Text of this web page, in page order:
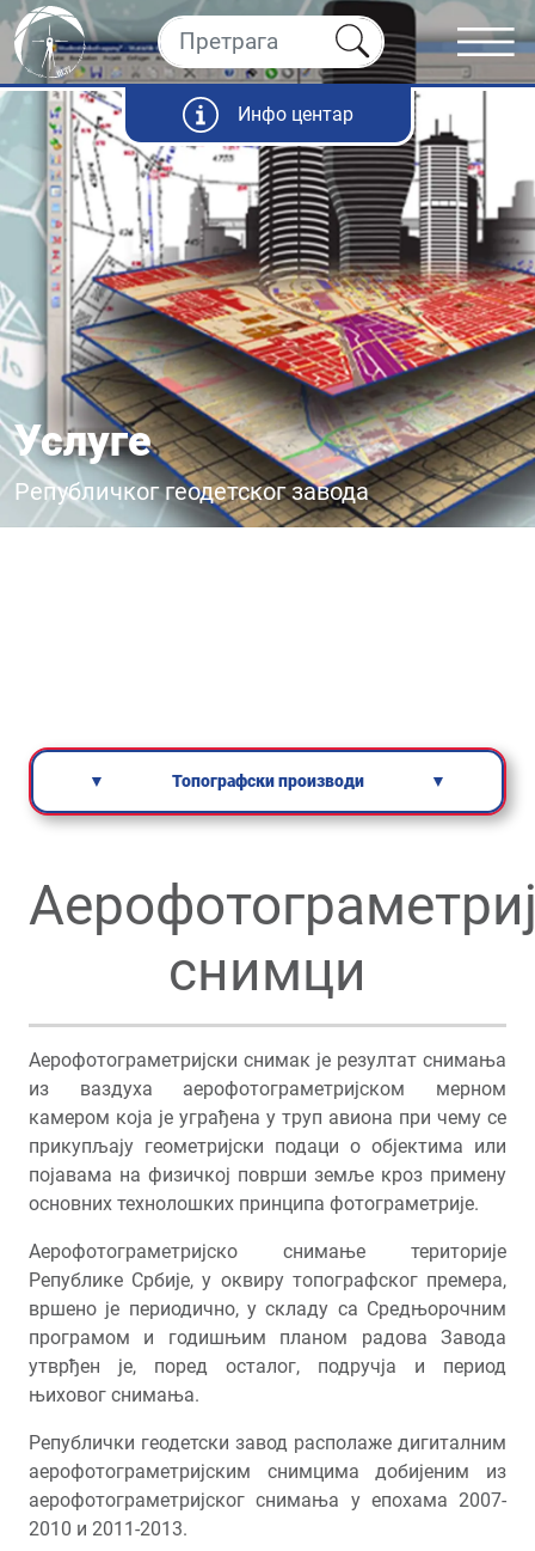
Инфо центар
Услуге
Републичког геодетског завода
▼ Топографски производи ▼
снимци
Аерофотограметријски снимак је резултат снимања
из ваздуха аерофотограметријском мерном
камером која је уграђена у труп авиона при чему се
прикупљају геометријски подаци о објектима или
појавама на физичкој површи земље кроз примену
основних технолошких принципа фотограметрије.
Аерофотограметријско снимање територије
Републике Србије, у оквиру топографског премера,
вршено је периодично, у складу са Средњорочним
програмом и годишњим планом радова Завода
утврђен је, поред осталог, подручја и период
њиховог снимања.
Републички геодетски завод располаже дигиталним
аерофотограметријским снимцима добијеним из
аерофотограметријског снимања у епохама 2007-
2010 и 2011-2013.